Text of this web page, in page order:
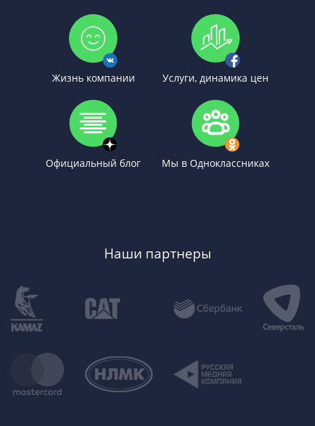
Жизнь компании Услуги, динамика цен
Официальный блог Мы в Одноклассниках
Наши партнеры